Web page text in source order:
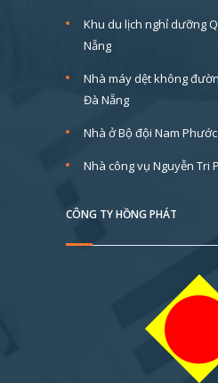
Khu du lịch nghỉ dưỡng
Nẵng
Nhà máy dệt không
Đà Nẵng
Nhà ở Bộ đội Nam Phước
Nhà công vụ Nguyễn Tri
CÔNG TY HỒNG PHÁT